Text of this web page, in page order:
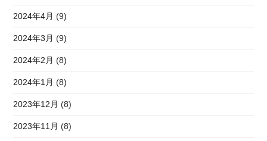
2024年4月 (9)
2024年3月 (9)
2024年2月 (8)
2024年1月 (8)
2023年12月 (8)
2023年11月 (8)